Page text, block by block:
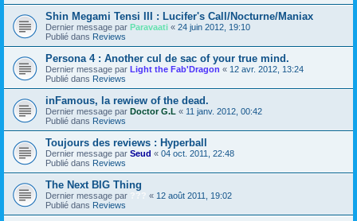
Shin Megami Tensi III : Lucifer's Call/Nocturne/Maniax
Dernier message par Paravaati « 24 juin 2012, 19:10
Publié dans Reviews
Persona 4 : Another cul de sac of your true mind.
Dernier message par Light the Fab'Dragon « 12 avr. 2012, 13:24
Publié dans Reviews
inFamous, la rewiew of the dead.
Dernier message par Doctor G.L « 11 janv. 2012, 00:42
Publié dans Reviews
Toujours des reviews : Hyperball
Dernier message par Seud « 04 oct. 2011, 22:48
Publié dans Reviews
The Next BIG Thing
Dernier message par ??? « 12 août 2011, 19:02
Publié dans Reviews